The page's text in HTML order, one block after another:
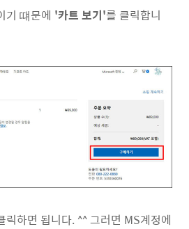
기 떄문에 '카트 보기'를 클릭합니
릭하면 됩니다. ^^ 그러면 MS계정에